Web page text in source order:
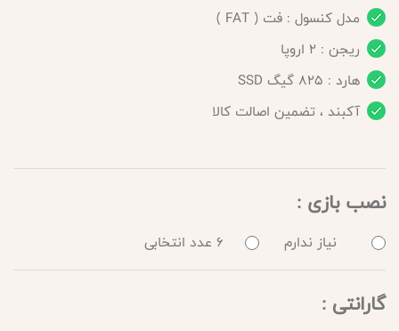
مدل کنسول : فت ( FAT )
ریجن : 2 اروپا
هارد : 825 گیگ SSD
آکبند ، تضمین اصالت کالا
نصب بازی :
نیاز ندارم 6 عدد انتخابی
گارانتی :